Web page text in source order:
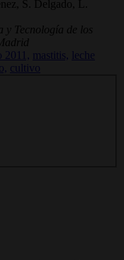
S. Delgado, L.
y Tecnología de los
mastitis,
leche
cultivo